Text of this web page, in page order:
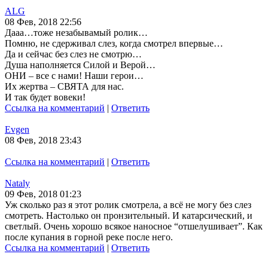
ALG
08 Фев, 2018 22:56
Дааа…тоже незабывамый ролик…
Помню, не сдерживал слез, когда смотрел впервые…
Да и сейчас без слез не смотрю…
Душа наполняется Силой и Верой…
ОНИ – все с нами! Наши герои…
Их жертва – СВЯТА для нас.
И так будет вовеки!
Ссылка на комментарий | Ответить
Evgen
08 Фев, 2018 23:43
Ссылка на комментарий | Ответить
Nataly
09 Фев, 2018 01:23
Уж сколько раз я этот ролик смотрела, а всё не могу без слез
смотреть. Настолько он пронзительный. И катарсический, и
светлый. Очень хорошо всякое наносное “отшелушивает”. Как
после купания в горной реке после него.
Ссылка на комментарий | Ответить